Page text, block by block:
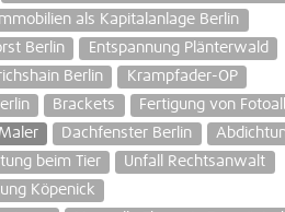
Immobilien als Kapitalanlage Berlin
Berlin
Entspannung Plänterwald
Berlin
Krampfader-OP
Brackets
Fertigung von
Maler Dachfenster Berlin
beim Tier
Unfall Rechtsanwalt
Köpenick